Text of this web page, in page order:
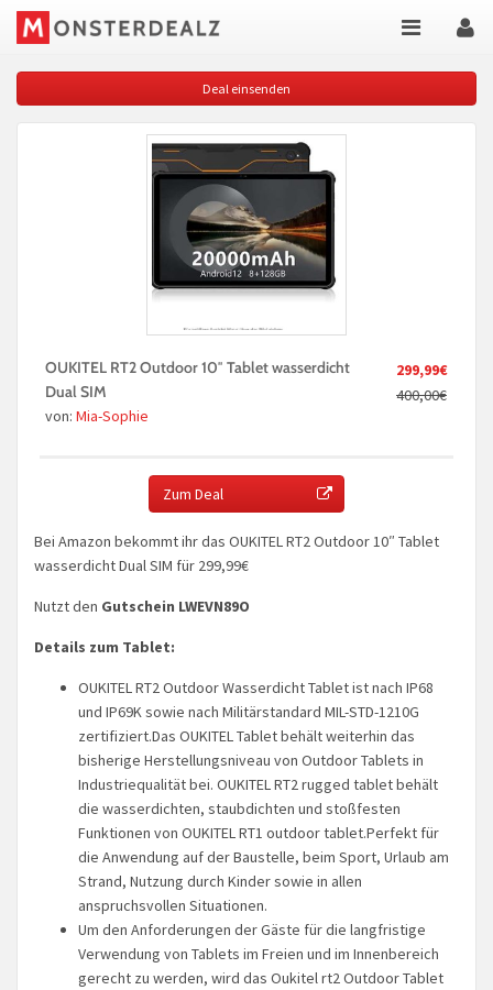
Deal einsenden
299,99€
400,00€
OUKITEL RT2 Outdoor 10″ Tablet wasserdicht
Dual SIM
von: Mia-Sophie
Zum Deal
Bei Amazon bekommt ihr das OUKITEL RT2 Outdoor 10″ Tablet
wasserdicht Dual SIM für 299,99€
Nutzt den Gutschein LWEVN89O
Details zum Tablet:
OUKITEL RT2 Outdoor Wasserdicht Tablet ist nach IP68
und IP69K sowie nach Militärstandard MIL-STD-1210G
zertifiziert.Das OUKITEL Tablet behält weiterhin das
bisherige Herstellungsniveau von Outdoor Tablets in
Industriequalität bei. OUKITEL RT2 rugged tablet behält
die wasserdichten, staubdichten und stoßfesten
Funktionen von OUKITEL RT1 outdoor tablet.Perfekt für
die Anwendung auf der Baustelle, beim Sport, Urlaub am
Strand, Nutzung durch Kinder sowie in allen
anspruchsvollen Situationen.
Um den Anforderungen der Gäste für die langfristige
Verwendung von Tablets im Freien und im Innenbereich
gerecht zu werden, wird das Oukitel rt2 Outdoor Tablet